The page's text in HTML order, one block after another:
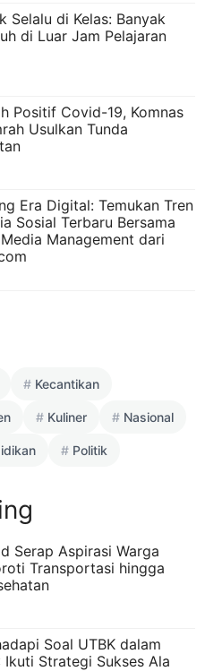
Selalu di Kelas: Banyak
di Luar Jam Pelajaran
Positif Covid-19, Komnas
Usulkan Tunda
Era Digital: Temukan Tren
Sosial Terbaru Bersama
Management dari
Kecantikan
Kuliner Nasional
Politik
Serap Aspirasi Warga
Transportasi hingga
Soal UTBK dalam
Ikuti Strategi Sukses Ala